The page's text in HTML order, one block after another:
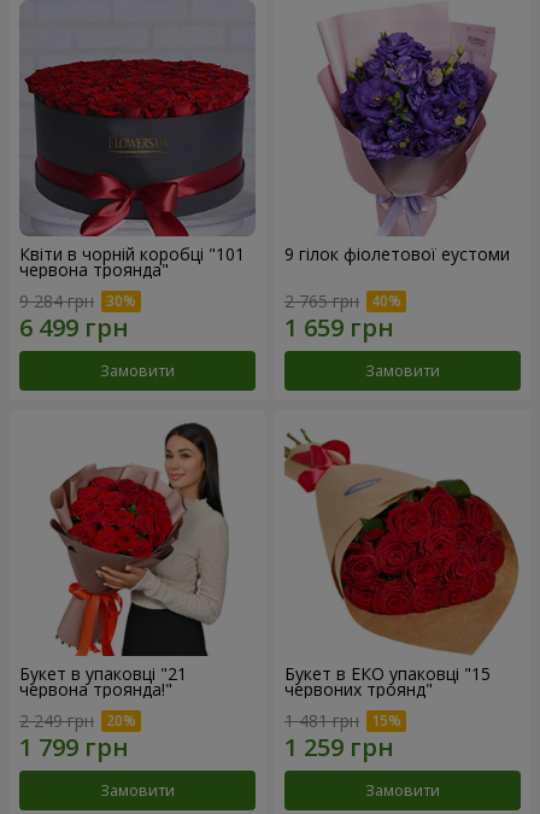
Квіти в чорній коробці "101
червона троянда"
9 284 грн
Замовити
9 гілок фіолетової еустоми
2 765 грн
Замовити
Букет в упаковці "21
червона троянда!"
2 249 грн
Замовити
Букет в ЕКО упаковці "15
червоних троянд"
1 481 грн
Замовити